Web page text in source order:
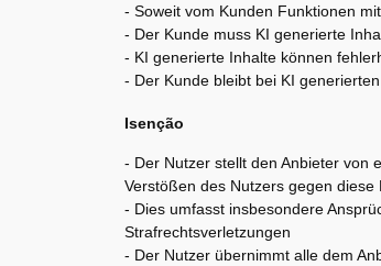
- Soweit vom Kunden Funktionen
- Der Kunde muss KI generierte
- KI generierte Inhalte können
- Der Kunde bleibt bei KI
Isenção
- Der Nutzer stellt den Anbieter von
Verstößen des Nutzers gegen
- Dies umfasst insbesondere
Strafrechtsverletzungen
- Der Nutzer übernimmt alle dem